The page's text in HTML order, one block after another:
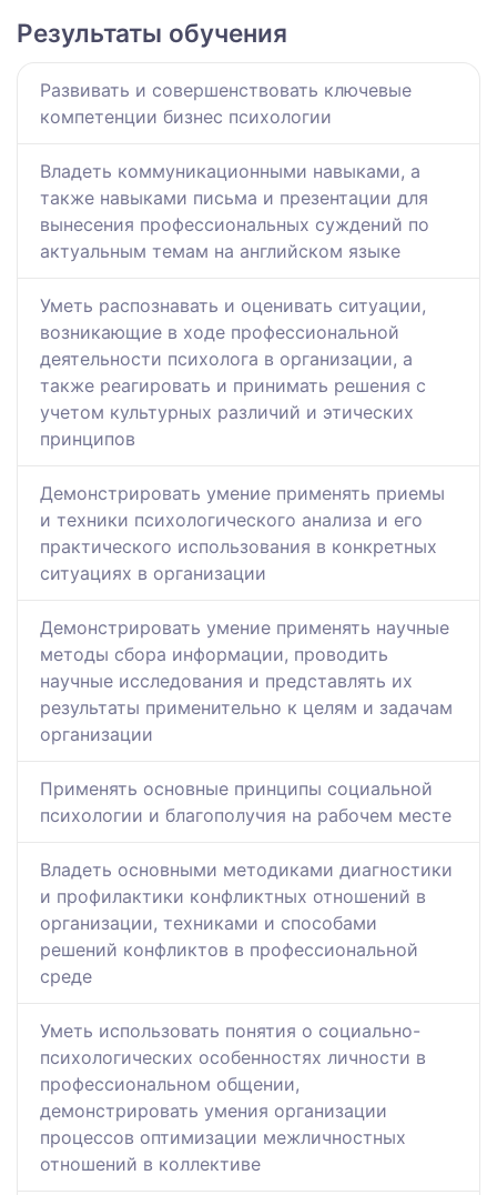
Результаты обучения
Развивать и совершенствовать ключевые
компетенции бизнес психологии
Владеть коммуникационными навыками, а
также навыками письма и презентации для
вынесения профессиональных суждений по
актуальным темам на английском языке
Уметь распознавать и оценивать ситуации,
возникающие в ходе профессиональной
деятельности психолога в организации, а
также реагировать и принимать решения с
учетом культурных различий и этических
принципов
Демонстрировать умение применять приемы
и техники психологического анализа и его
практического использования в конкретных
ситуациях в организации
Демонстрировать умение применять научные
методы сбора информации, проводить
научные исследования и представлять их
результаты применительно к целям и задачам
организации
Применять основные принципы социальной
психологии и благополучия на рабочем месте
Владеть основными методиками диагностики
и профилактики конфликтных отношений в
организации, техниками и способами
решений конфликтов в профессиональной
среде
Уметь использовать понятия о социально-
психологических особенностях личности в
профессиональном общении,
демонстрировать умения организации
процессов оптимизации межличностных
отношений в коллективе